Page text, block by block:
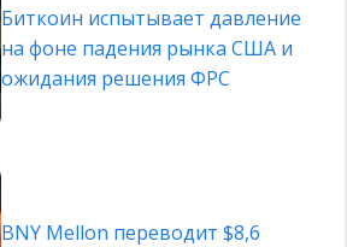
Биткоин испытывает давление
на фоне падения рынка США и
ожидания решения ФРС
BNY Mellon переводит $8,6